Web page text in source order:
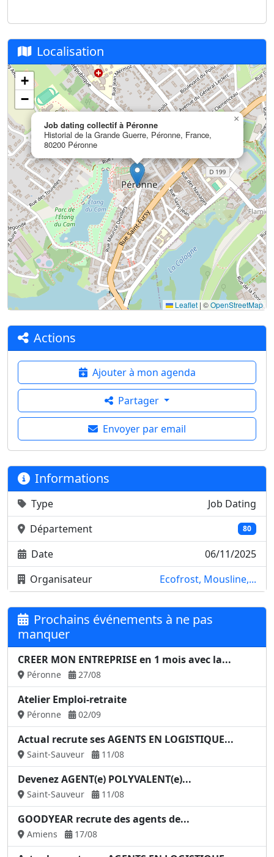
Localisation
Job dating collectif à Péronne
Historial de la Grande Guerre, Péronne, France,
80200 Péronne
×
+
−
Leaflet | ©OpenStreetMap
Actions
Ajouter à mon agenda
Partager
Envoyer par email
Informations
Type
Job Dating
Département
80
Date
06/11/2025
Organisateur
Ecofrost, Mousline,...
Prochains événements à ne pas
manquer
CREER MON ENTREPRISE en 1 mois avec la...
Péronne 27/08
Atelier Emploi-retraite
Péronne 02/09
Actual recrute ses AGENTS EN LOGISTIQUE...
Saint-Sauveur 11/08
Devenez AGENT(e) POLYVALENT(e)...
Saint-Sauveur 11/08
GOODYEAR recrute des agents de...
Amiens 17/08